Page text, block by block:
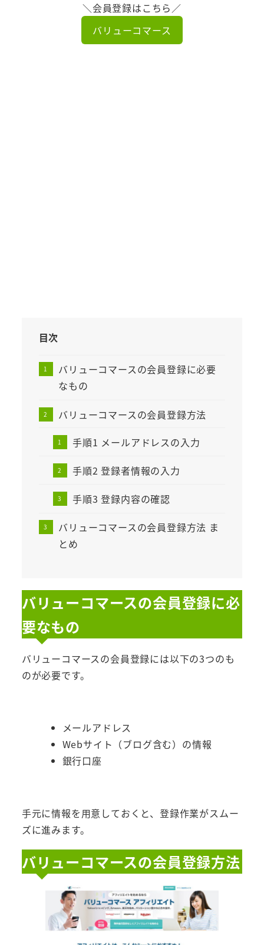
＼会員登録はこちら／
バリューコマース
目次
バリューコマースの会員登録に必要
なもの
バリューコマースの会員登録方法
手順1 メールアドレスの入力
手順2 登録者情報の入力
手順3 登録内容の確認
バリューコマースの会員登録方法 ま
とめ
バリューコマースの会員登録に必
要なもの
バリューコマースの会員登録には以下の3つのも
のが必要です。
メールアドレス
Webサイト（ブログ含む）の情報
銀行口座
手元に情報を用意しておくと、登録作業がスムー
ズに進みます。
バリューコマースの会員登録方法